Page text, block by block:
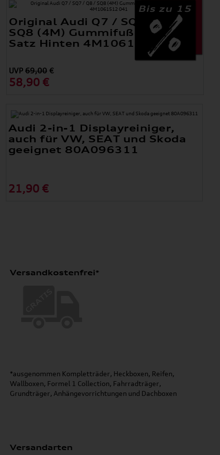
Bis zu 15
Original Audi Q7 / SQ7 / Q8 /
SQ8 (4M) Gummifußmatten
Satz Hinten 4M1061512 041
UVP69,00 €
58,90 €
Audi 2-in-1 Displayreiniger,
auch für VW, SEAT und Skoda
geeignet 80A096311
21,90 €
Versandkostenfrei*
*ausgenommen Kompletträder, Heckboxen, Reifen,
Wallboxen, Formel 1 Collection, Fahrradträger,
Grundträger, Anhängevorrichtungen und Dachboxen
Versandarten